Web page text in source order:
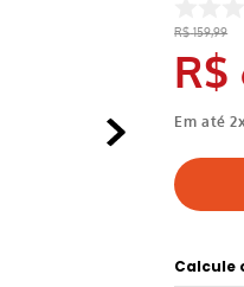
R$ 159,99
R$
Em até2
Calcule